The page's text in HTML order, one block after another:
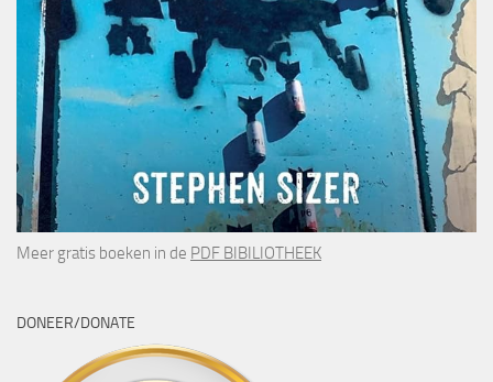
Meer gratis boeken in de PDF BIBILIOTHEEK
DONEER/DONATE